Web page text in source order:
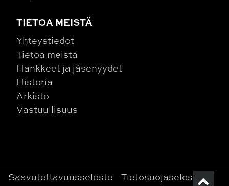
TIETOA MEISTÄ
Yhteystiedot
Tietoa meistä
Hankkeet ja jäsenyydet
Historia
Arkisto
Vastuullisuus
Saavutettavuusseloste Tietosuojaseloste